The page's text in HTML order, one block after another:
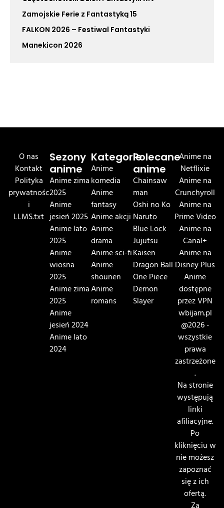
Zamojskie Ferie z Fantastyką 15
FALKON 2026 – Festiwal Fantastyki
Manekicon 2026
O nas
Kontakt
Polityka
prywatnośc
i
LLMS.txt
Sezony
anime
Anime zima
2025
Anime
jesień 2025
Anime lato
2025
Anime
wiosna
2025
Anime zima
2025
Anime
jesień 2024
Anime lato
2024
Kategorie
Anime
komedia
Anime
fantasy
Anime akcji
Anime
drama
Anime sci-fi
Anime
shounen
Anime
romans
Polecane
anime
Chainsaw
man
Oshi no Ko
Naruto
Blue Lock
Jujutsu
Kaisen
Dragon Ball
One Piece
Demon
Slayer
Anime na
Netflixie
Anime na
Crunchyroll
Anime na
Prime Video
Anime na
Canal+
Anime na
Disney Plus
Anime
dostępne
przez VPN
wbijam.pl
@2026 -
wszystkie
prawa
zastrzeżone
.
Na stronie
występują
linki
afiliacyjne.
Po
kliknięciu w
nie możesz
zapoznać
się z ich
ofertą.